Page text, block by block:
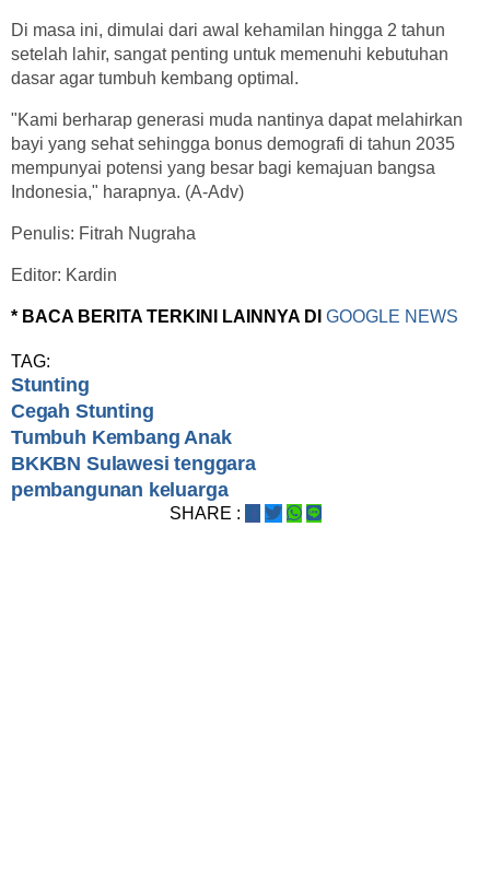
Di masa ini, dimulai dari awal kehamilan hingga 2 tahun
setelah lahir, sangat penting untuk memenuhi kebutuhan
dasar agar tumbuh kembang optimal.
"Kami berharap generasi muda nantinya dapat melahirkan
bayi yang sehat sehingga bonus demografi di tahun 2035
mempunyai potensi yang besar bagi kemajuan bangsa
Indonesia," harapnya. (A-Adv)
Penulis: Fitrah Nugraha
Editor: Kardin
* BACA BERITA TERKINI LAINNYA DI GOOGLE NEWS
TAG:
Stunting
Cegah Stunting
Tumbuh Kembang Anak
BKKBN Sulawesi tenggara
pembangunan keluarga
SHARE :